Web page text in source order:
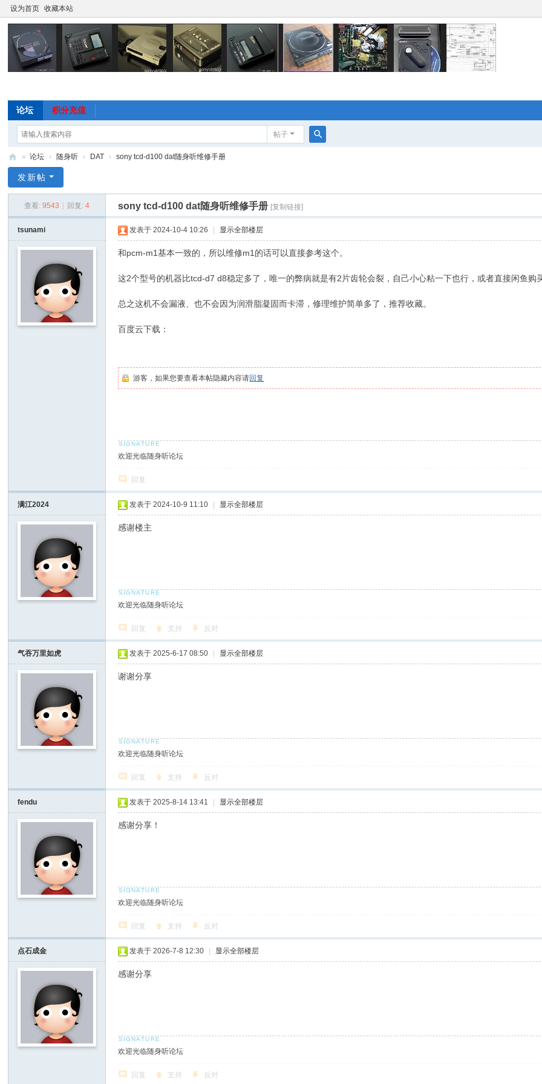
设为首页 收藏本站
论坛 积分充值
帖子
身
论
» 论坛 › 随身听 › DAT › sony tcd-d100 dat随身听维修手册
发新帖
查看: 9543 | 回复: 4 sony tcd-d100 dat随身听维修手册 [复制链接]
tsunami 发表于 2024-10-4 10:26 | 显示全部楼层
和pcm-m1基本一致的，所以维修m1的话可以直接参考这个。
这2个型号的机器比tcd-d7 d8稳定多了，唯一的弊病就是有2片齿轮会裂，自己小心粘一下也行，或者直接闲鱼购
总之这机不会漏液、也不会因为润滑脂凝固而卡滞，修理维护简单多了，推荐收藏。
百度云下载：
游客，如果您要查看本帖隐藏内容请回复
欢迎光临随身听论坛
回复
满江2024 发表于 2024-10-9 11:10 | 显示全部楼层
感谢楼主
欢迎光临随身听论坛
回复 支持 反对
气吞万里如虎 发表于 2025-6-17 08:50 | 显示全部楼层
谢谢分享
欢迎光临随身听论坛
回复 支持 反对
fendu 发表于 2025-8-14 13:41 | 显示全部楼层
感谢分享！
欢迎光临随身听论坛
回复 支持 反对
点石成金 发表于 2026-7-8 12:30 | 显示全部楼层
感谢分享
欢迎光临随身听论坛
回复 支持 反对